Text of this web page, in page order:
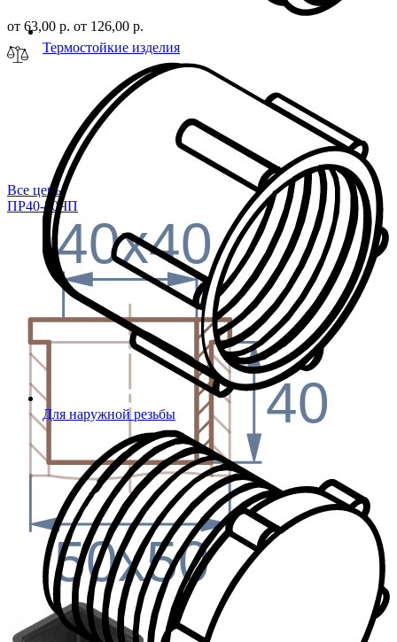
Термостойкие изделия
Для наружной резьбы
от 63,00 р. от 126,00 р.
Все цены
ПР40-50ЧП
40
40x40
50x50